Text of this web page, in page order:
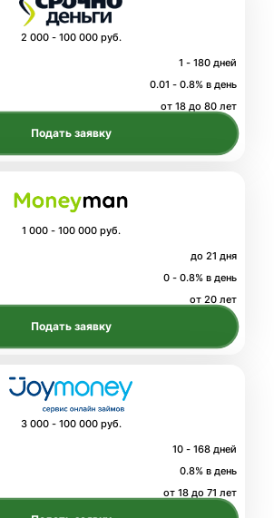
2 000 - 100 000 руб.
1 - 180 дней
0.01 - 0.8% в день
от 18 до 80 лет
Подать заявку
1 000 - 100 000 руб.
до 21 дня
0 - 0.8% в день
от 20 лет
Подать заявку
3 000 - 100 000 руб.
10 - 168 дней
0.8% в день
от 18 до 71 лет